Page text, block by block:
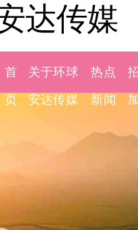
达传媒
首
页
关于环球
安达传媒
热点
新闻